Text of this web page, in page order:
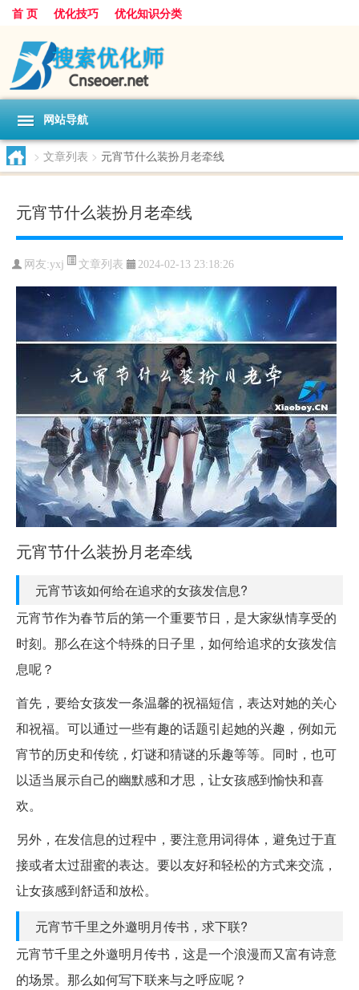
首 页 优化技巧 优化知识分类
网站导航
> 文章列表 > 元宵节什么装扮月老牵线
元宵节什么装扮月老牵线
网友:yxj 文章列表 2024-02-13 23:18:26
元宵节什么装扮月老牵线
元宵节该如何给在追求的女孩发信息?
元宵节作为春节后的第一个重要节日，是大家纵情享受的
时刻。那么在这个特殊的日子里，如何给追求的女孩发信
息呢？
首先，要给女孩发一条温馨的祝福短信，表达对她的关心
和祝福。可以通过一些有趣的话题引起她的兴趣，例如元
宵节的历史和传统，灯谜和猜谜的乐趣等等。同时，也可
以适当展示自己的幽默感和才思，让女孩感到愉快和喜
欢。
另外，在发信息的过程中，要注意用词得体，避免过于直
接或者太过甜蜜的表达。要以友好和轻松的方式来交流，
让女孩感到舒适和放松。
元宵节千里之外邀明月传书，求下联?
元宵节千里之外邀明月传书，这是一个浪漫而又富有诗意
的场景。那么如何写下联来与之呼应呢？